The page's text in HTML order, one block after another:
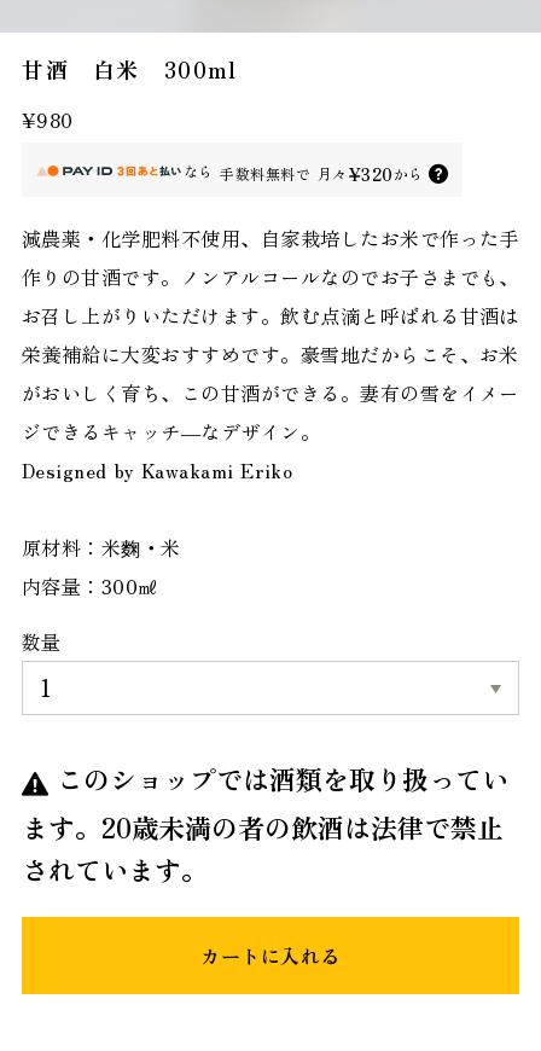
甘酒 白米 300ml
¥980
なら 手数料無料で 月々 ¥320から
減農薬・化学肥料不使用、自家栽培したお米で作った手
作りの甘酒です。ノンアルコールなのでお子さまでも、
お召し上がりいただけます。飲む点滴と呼ばれる甘酒は
栄養補給に大変おすすめです。豪雪地だからこそ、お米
がおいしく育ち、この甘酒ができる。妻有の雪をイメー
ジできるキャッチ―なデザイン。
Designed by Kawakami Eriko
原材料：米麴・米
内容量：300㎖
数量
このショップでは酒類を取り扱ってい
ます。20歳未満の者の飲酒は法律で禁止
されています。
カートに入れる